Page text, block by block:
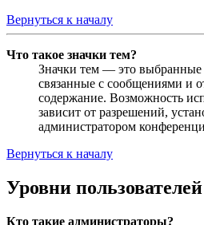
Вернуться к началу
Что такое значки тем?
Значки тем — это выбранные
связанные с сообщениями и
содержание. Возможность
зависит от разрешений,
администратором
Вернуться к началу
Уровни
Кто такие администраторы?